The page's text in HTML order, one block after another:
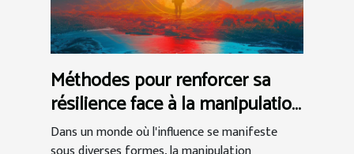
Méthodes pour renforcer sa
résilience face à la manipulation
narcissique
Dans un monde où l'influence se manifeste